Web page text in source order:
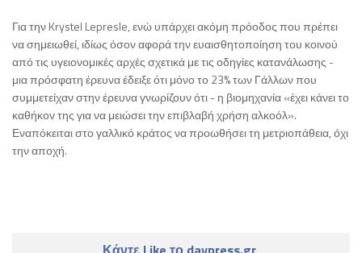
Για την Krystel Lepresle, ενώ υπάρχει ακόμη πρόοδος που πρέπει
να σημειωθεί, ιδίως όσον αφορά την ευαισθητοποίηση του κοινού
από τις υγειονομικές αρχές σχετικά με τις οδηγίες κατανάλωσης -
μια πρόσφατη έρευνα έδειξε ότι μόνο το 23% των Γάλλων που
συμμετείχαν στην έρευνα γνωρίζουν ότι - η βιομηχανία «έχει κάνει το
καθήκον της για να μειώσει την επιβλαβή χρήση αλκοόλ».
Εναπόκειται στο γαλλικό κράτος να προωθήσει τη μετριοπάθεια, όχι
την αποχή.